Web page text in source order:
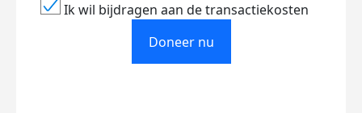
Ik wil bijdragen aan de transactiekosten
Doneer nu